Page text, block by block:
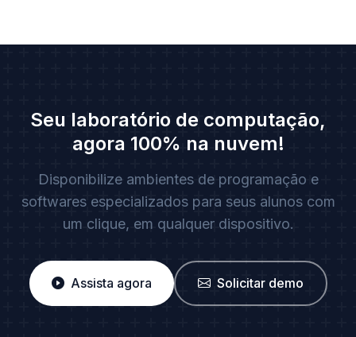
Seu laboratório de computação,
agora 100% na nuvem!
Disponibilize ambientes de programação e
softwares especializados para seus alunos com
um clique, em qualquer dispositivo.
Assista agora Solicitar demo